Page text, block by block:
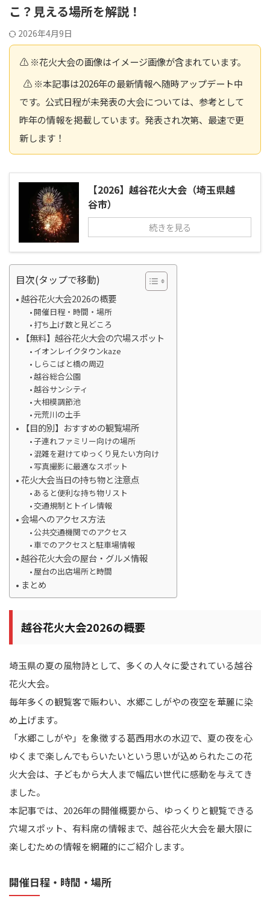
こ？見える場所を解説！
2026年4月9日
⚠️ ※花火大会の画像はイメージ画像が含まれています。
⚠️ ※本記事は2026年の最新情報へ随時アップデート中
です。公式日程が未発表の大会については、参考として
昨年の情報を掲載しています。発表され次第、最速で更
新します！
【2026】越谷花火大会（埼玉県越
谷市）
続きを見る
目次(タップで移動)
越谷花火大会2026の概要
開催日程・時間・場所
打ち上げ数と見どころ
【無料】越谷花火大会の穴場スポット
イオンレイクタウンkaze
しらこばと橋の周辺
越谷総合公園
越谷サンシティ
大相模調節池
元荒川の土手
【目的別】おすすめの観覧場所
子連れファミリー向けの場所
混雑を避けてゆっくり見たい方向け
写真撮影に最適なスポット
花火大会当日の持ち物と注意点
あると便利な持ち物リスト
交通規制とトイレ情報
会場へのアクセス方法
公共交通機関でのアクセス
車でのアクセスと駐車場情報
越谷花火大会の屋台・グルメ情報
屋台の出店場所と時間
まとめ
越谷花火大会2026の概要
埼玉県の夏の風物詩として、多くの人々に愛されている越谷
花火大会。
毎年多くの観覧客で賑わい、水郷こしがやの夜空を華麗に染
め上げます。
「水郷こしがや」を象徴する葛西用水の水辺で、夏の夜を心
ゆくまで楽しんでもらいたいという思いが込められたこの花
火大会は、子どもから大人まで幅広い世代に感動を与えてき
ました。
本記事では、2026年の開催概要から、ゆっくりと観覧できる
穴場スポット、有料席の情報まで、越谷花火大会を最大限に
楽しむための情報を網羅的にご紹介します。
開催日程・時間・場所